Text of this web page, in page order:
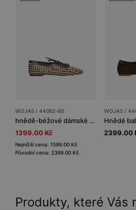
WOJAS / 44062-80
hnědě-béžové dámské balerínky z pleteniny
1399.00 Kč
Nejnižší cena: 1599.00 Kč
Původní cena: 2399.00 Kč
WOJAS /
2399.00
Produkty, které Vás